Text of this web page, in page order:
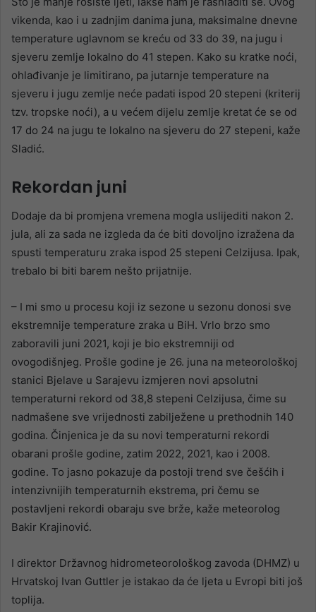
vikenda, kao i u zadnjim danima juna, maksimalne dnevne
temperature uglavnom se kreću od 33 do 39, na jugu i
sjeveru zemlje lokalno do 41 stepen. Kako su kratke noći,
ohlađivanje je limitirano, pa jutarnje temperature na
sjeveru i jugu zemlje neće padati ispod 20 stepeni (kriterij
tzv. tropske noći), a u većem dijelu zemlje kretat će se od
17 do 24 na jugu te lokalno na sjeveru do 27 stepeni, kaže
Sladić.
Rekordan juni
Dodaje da bi promjena vremena mogla uslijediti nakon 2.
jula, ali za sada ne izgleda da će biti dovoljno izražena da
spusti temperaturu zraka ispod 25 stepeni Celzijusa. Ipak,
trebalo bi biti barem nešto prijatnije.
– I mi smo u procesu koji iz sezone u sezonu donosi sve
ekstremnije temperature zraka u BiH. Vrlo brzo smo
zaboravili juni 2021, koji je bio ekstremniji od
ovogodišnjeg. Prošle godine je 26. juna na meteorološkoj
stanici Bjelave u Sarajevu izmjeren novi apsolutni
temperaturni rekord od 38,8 stepeni Celzijusa, čime su
nadmašene sve vrijednosti zabilježene u prethodnih 140
godina. Činjenica je da su novi temperaturni rekordi
obarani prošle godine, zatim 2022, 2021, kao i 2008.
godine. To jasno pokazuje da postoji trend sve češćih i
intenzivnijih temperaturnih ekstrema, pri čemu se
postavljeni rekordi obaraju sve brže, kaže meteorolog
Bakir Krajinović.
I direktor Državnog hidrometeorološkog zavoda (DHMZ) u
Hrvatskoj Ivan Guttler je istakao da će ljeta u Evropi biti još
toplija.